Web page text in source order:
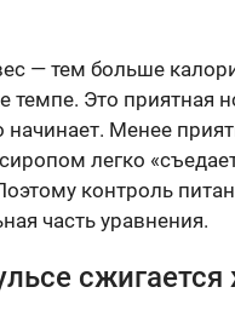
— тем больше
темпе. Это приятная
начинает. Менее
легко
контроль
часть уравнения.